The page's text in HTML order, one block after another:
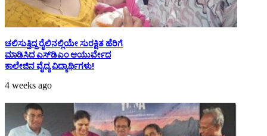
ಚಲಿಸುತ್ತಿದ್ದ ರೈಲಿನಲ್ಲಿಯೇ ಸುರಕ್ಷಿತ ಹೆರಿಗೆ
ಮಾಡಿಸಿದ ಎಸ್‌ಡಿಎಂ ಆಯುರ್ವೇದ
ಕಾಲೇಜಿನ ವೈದ್ಯ ವಿದ್ಯಾರ್ಥಿಗಳು!
4 weeks ago